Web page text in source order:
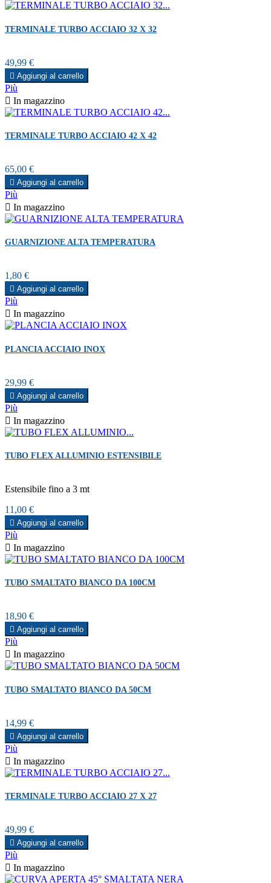
TERMINALE TURBO ACCIAIO 32 X 32
Prezzo
49,99 €
 Aggiungi al carrello
Più
 In magazzino
TERMINALE TURBO ACCIAIO 42 X 42
Prezzo
65,00 €
 Aggiungi al carrello
Più
 In magazzino
GUARNIZIONE ALTA TEMPERATURA
Prezzo
1,80 €
 Aggiungi al carrello
Più
 In magazzino
PLANCIA ACCIAIO INOX
Prezzo
29,99 €
 Aggiungi al carrello
Più
 In magazzino
TUBO FLEX ALLUMINIO ESTENSIBILE
Estensibile fino a 3 mt
Prezzo
11,00 €
 Aggiungi al carrello
Più
 In magazzino
TUBO SMALTATO BIANCO DA 100CM
Prezzo
18,90 €
 Aggiungi al carrello
Più
 In magazzino
TUBO SMALTATO BIANCO DA 50CM
Prezzo
14,99 €
 Aggiungi al carrello
Più
 In magazzino
TERMINALE TURBO ACCIAIO 27 X 27
Prezzo
49,99 €
 Aggiungi al carrello
Più
 In magazzino